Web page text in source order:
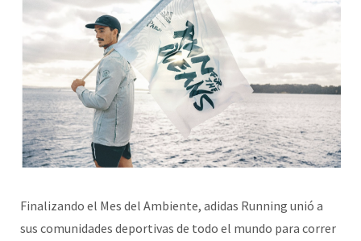
Finalizando el Mes del Ambiente, adidas Running unió a
sus comunidades deportivas de todo el mundo para correr